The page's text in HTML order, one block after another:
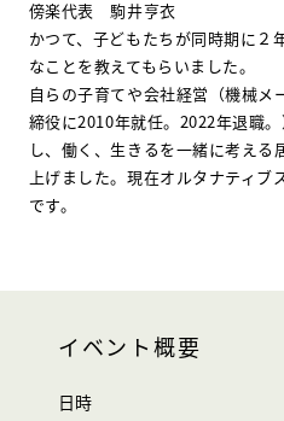
傍楽代表 駒井亨衣
かつて、子どもたちが同時期に２
なことを教えてもらいました。
自らの子育てや会社経営（機械メ
締役に2010年就任。2022年退職
し、働く、生きるを一緒に考える
上げました。現在オルタナティ
です。
イベント概要
日時